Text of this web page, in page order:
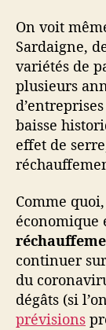
On voit
Sardaigne,
variétés de
plusieurs
baisse
effet de
Comme
économique
continuer
du
dégâts (si
prévisions